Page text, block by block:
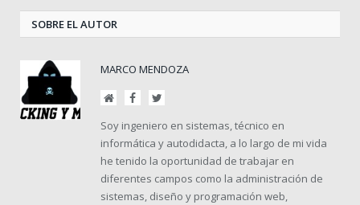
SOBRE EL AUTOR
MARCO MENDOZA
SitioFacebookTwitter
Soy ingeniero en sistemas, técnico en
informática y autodidacta, a lo largo de mi vida
he tenido la oportunidad de trabajar en
diferentes campos como la administración de
sistemas, diseño y programación web,